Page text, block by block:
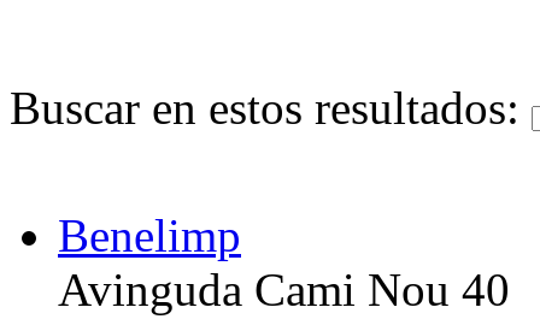
Buscar en estos resultados:
Benelimp
Avinguda Cami Nou 40